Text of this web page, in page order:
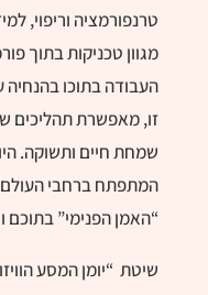
טרנפורמציה וריפוי,
מגוון טכניקות בתוך
העבודה בתוכו
זו, מאפשרת תהליכים
שמחת חיים ותשוקה.
המתפתח ברחבי
“האמן הפנימי” בתוכם
שיטת “יומן המסע